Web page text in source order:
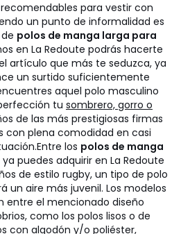
para vestir con
un punto de informalidad es
polos de manga larga para
en La Redoute podrás hacerte
artículo que más te seduzca, ya
un surtido suficientemente
aquel polo masculino
tu sombrero, gorro o
de las más prestigiosas firmas
con plena comodidad en casi
Entre los polos de manga
puedes adquirir en La Redoute
de estilo rugby, un tipo de polo
un aire más juvenil. Los modelos
entre el mencionado diseño
como los polos lisos o de
con algodón y/o poliéster,